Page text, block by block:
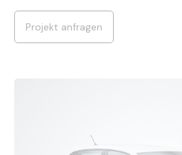
Projekt anfragen